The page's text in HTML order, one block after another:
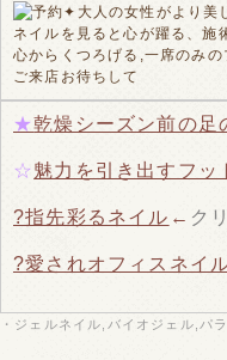
✦大人の女性がより美
ネイルを見ると心が躍る、施
心からくつろげる,一席のみ
ご来店お待ちして
★乾燥シーズン前の足
☆ 魅力を引き出すフッ
?指先彩るネイル ← ク
?愛されオフィスネイ
・ジェルネイル,バイオジェル,パ